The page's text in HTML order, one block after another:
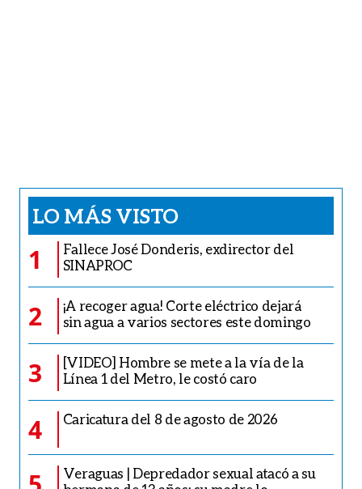
LO MÁS VISTO
1
Fallece José Donderis, exdirector del
SINAPROC
2
¡A recoger agua! Corte eléctrico dejará
sin agua a varios sectores este domingo
3
[VIDEO] Hombre se mete a la vía de la
Línea 1 del Metro, le costó caro
4 Caricatura del 8 de agosto de 2026
Veraguas | Depredador sexual atacó a su